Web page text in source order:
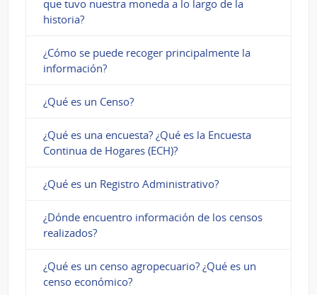
que tuvo nuestra moneda a lo largo de la
historia?
¿Cómo se puede recoger principalmente la
información?
¿Qué es un Censo?
¿Qué es una encuesta? ¿Qué es la Encuesta
Continua de Hogares (ECH)?
¿Qué es un Registro Administrativo?
¿Dónde encuentro información de los censos
realizados?
¿Qué es un censo agropecuario? ¿Qué es un
censo económico?